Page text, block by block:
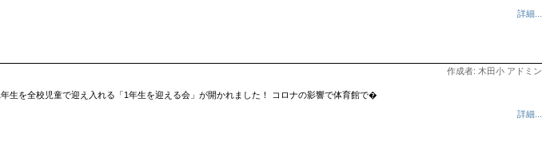
詳細...
作成者: 木田小 アドミン
生を全校児童で迎え入れる「1年生を迎える会」が開かれました！ コロナの影響で体育館で�
詳細...